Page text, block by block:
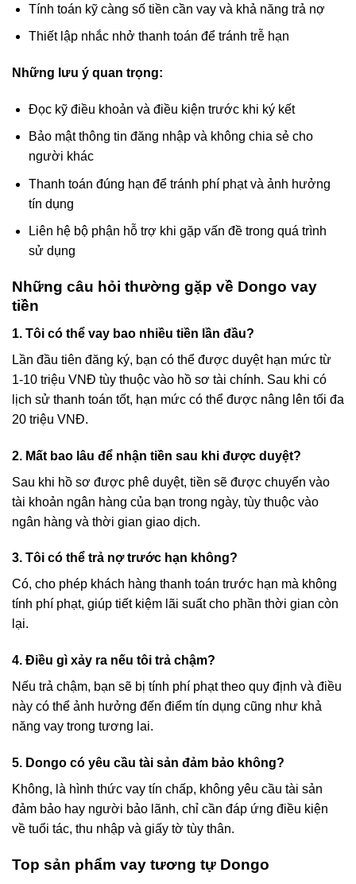
Tính toán kỹ càng số tiền cần vay và khả năng trả nợ
Thiết lập nhắc nhở thanh toán để tránh trễ hạn
Những lưu ý quan trọng:
Đọc kỹ điều khoản và điều kiện trước khi ký kết
Bảo mật thông tin đăng nhập và không chia sẻ cho
người khác
Thanh toán đúng hạn để tránh phí phạt và ảnh hưởng
tín dụng
Liên hệ bộ phận hỗ trợ khi gặp vấn đề trong quá trình
sử dụng
Những câu hỏi thường gặp về Dongo vay
tiền
1. Tôi có thể vay bao nhiều tiền lần đầu?
Lần đầu tiên đăng ký, bạn có thể được duyệt hạn mức từ
1-10 triệu VNĐ tùy thuộc vào hồ sơ tài chính. Sau khi có
lịch sử thanh toán tốt, hạn mức có thể được nâng lên tối đa
20 triệu VNĐ.
2. Mất bao lâu để nhận tiền sau khi được duyệt?
Sau khi hồ sơ được phê duyệt, tiền sẽ được chuyển vào
tài khoản ngân hàng của bạn trong ngày, tùy thuộc vào
ngân hàng và thời gian giao dịch.
3. Tôi có thể trả nợ trước hạn không?
Có, cho phép khách hàng thanh toán trước hạn mà không
tính phí phạt, giúp tiết kiệm lãi suất cho phần thời gian còn
lại.
4. Điều gì xảy ra nếu tôi trả chậm?
Nếu trả chậm, bạn sẽ bị tính phí phạt theo quy định và điều
này có thể ảnh hưởng đến điểm tín dụng cũng như khả
năng vay trong tương lai.
5. Dongo có yêu cầu tài sản đảm bảo không?
Không, là hình thức vay tín chấp, không yêu cầu tài sản
đảm bảo hay người bảo lãnh, chỉ cần đáp ứng điều kiện
về tuổi tác, thu nhập và giấy tờ tùy thân.
Top sản phẩm vay tương tự Dongo